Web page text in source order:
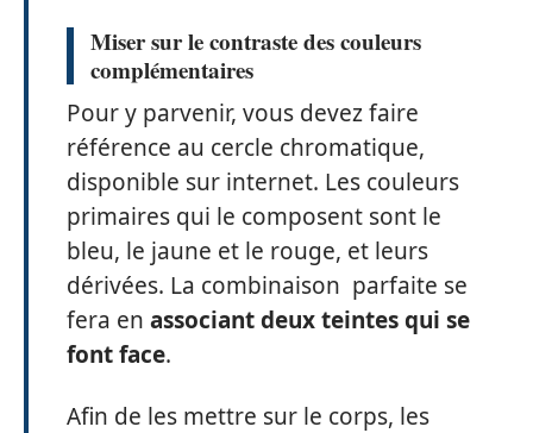
Miser sur le contraste des couleurs
complémentaires
Pour y parvenir, vous devez faire
référence au cercle chromatique,
disponible sur internet. Les couleurs
primaires qui le composent sont le
bleu, le jaune et le rouge, et leurs
dérivées. La combinaison parfaite se
fera en associant deux teintes qui se
font face.
Afin de les mettre sur le corps, les